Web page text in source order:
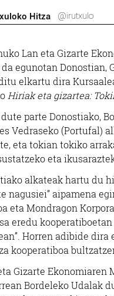
Hitza @irutxulo
Lan eta Gizarte
egunotan Donostian,
elkartu dira
Hiriak eta gizartea:
parte Donostiako,
Vedraseko (Portufal)
eta tokian tokiko
eta
alkateak hartu du
nagusiei” aipamena
eta Mondragon
eredu
Horren adibide
kooperatiboa
Gizarte Ekonomiaren
Bordeleko Udalak